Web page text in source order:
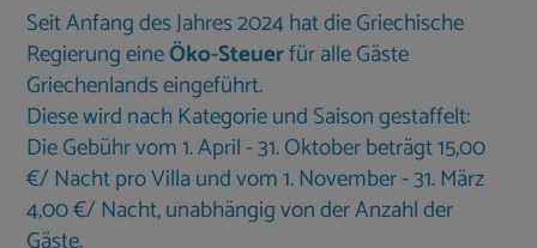
Seit Anfang des Jahres 2024 hat die Griechische
Regierung eineÖko-Steuerfür alle Gäste
Griechenlands eingeführt.
Diese wird nach Kategorie und Saison gestaffelt:
Die Gebühr vom 1. April - 31. Oktober beträgt 15,00
€/ Nacht pro Villa und vom 1. November - 31. März
4,00 €/ Nacht, unabhängig von der Anzahl der